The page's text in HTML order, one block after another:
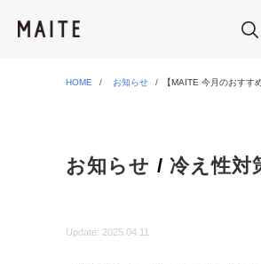
HOME お知らせ 【MAITE 今月のおすす
お知らせ / 冷え性対
Update: 2025.04.11